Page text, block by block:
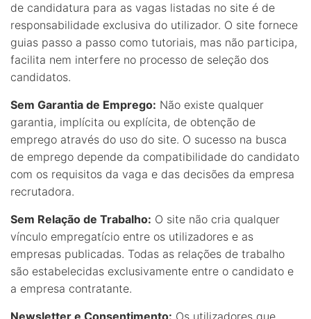
de candidatura para as vagas listadas no site é de
responsabilidade exclusiva do utilizador. O site fornece
guias passo a passo como tutoriais, mas não participa,
facilita nem interfere no processo de seleção dos
candidatos.
Sem Garantia de Emprego: Não existe qualquer
garantia, implícita ou explícita, de obtenção de
emprego através do uso do site. O sucesso na busca
de emprego depende da compatibilidade do candidato
com os requisitos da vaga e das decisões da empresa
recrutadora.
Sem Relação de Trabalho: O site não cria qualquer
vínculo empregatício entre os utilizadores e as
empresas publicadas. Todas as relações de trabalho
são estabelecidas exclusivamente entre o candidato e
a empresa contratante.
Newsletter e Consentimento: Os utilizadores que